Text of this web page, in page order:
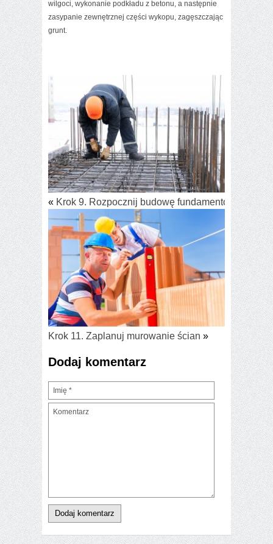
wilgoci, wykonanie podkładu z betonu, a następnie
zasypanie zewnętrznej części wykopu, zagęszczając
grunt.
« Krok 9. Rozpocznij budowę fundamentów
Krok 11. Zaplanuj murowanie ścian »
Dodaj komentarz